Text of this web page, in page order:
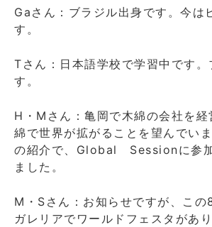
Gaさん：ブラジル出身です。今は
す。
Tさん：日本語学校で学習中です。
す。
H・Mさん：亀岡で木綿の会社を経
綿で世界が拡がることを望んでい
の紹介で、Global Sessionに参加
ました。
M・Sさん：お知らせですが、こ
ガレリアでワールドフェスタがあり